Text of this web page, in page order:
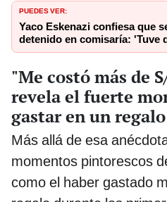
PUEDES VER:
Yaco Eskenazi confiesa que
detenido en comisaría: 'Tuve
"Me costó más de
revela el fuerte
gastar en un
Más allá de esa
momentos pintorescos
como el haber gastado